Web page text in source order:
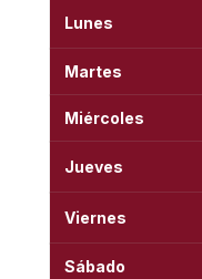
Lunes
Martes
Miércoles
Jueves
Viernes
Sábado